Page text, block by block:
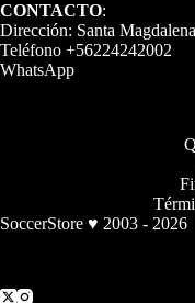
CONTACTO:
Dirección: Santa
Teléfono +56224242002
WhatsApp
SoccerStore ♥ 2003 - 2026